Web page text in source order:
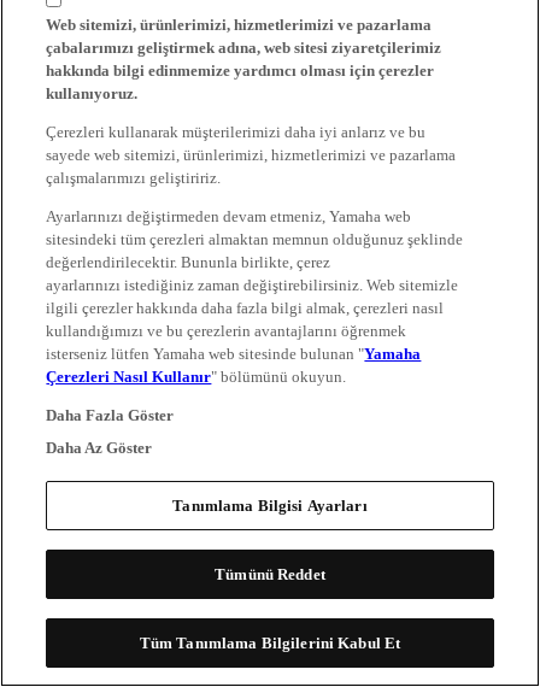
Web sitemizi, ürünlerimizi, hizmetlerimizi ve pazarlama
çabalarımızı geliştirmek adına, web sitesi ziyaretçilerimiz
hakkında bilgi edinmemize yardımcı olması için çerezler
kullanıyoruz.
Çerezleri kullanarak müşterilerimizi daha iyi anlarız ve bu
sayede web sitemizi, ürünlerimizi, hizmetlerimizi ve pazarlama
çalışmalarımızı geliştiririz.
Ayarlarınızı değiştirmeden devam etmeniz, Yamaha web
sitesindeki tüm çerezleri almaktan memnun olduğunuz şeklinde
değerlendirilecektir. Bununla birlikte, çerez
ayarlarınızı istediğiniz zaman değiştirebilirsiniz. Web sitemizle
ilgili çerezler hakkında daha fazla bilgi almak, çerezleri nasıl
kullandığımızı ve bu çerezlerin avantajlarını öğrenmek
isterseniz lütfen Yamaha web sitesinde bulunan "Yamaha
Çerezleri Nasıl Kullanır" bölümünü okuyun.
Daha Fazla Göster
Daha Az Göster
Tanımlama Bilgisi Ayarları
Tümünü Reddet
Tüm Tanımlama Bilgilerini Kabul Et